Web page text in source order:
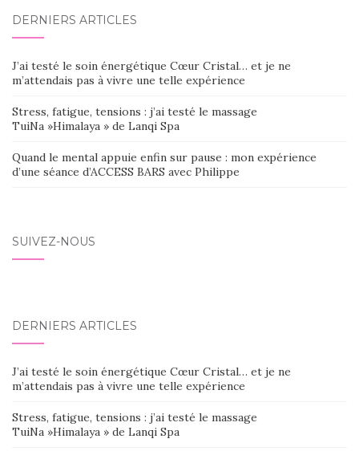
DERNIERS ARTICLES
J’ai testé le soin énergétique Cœur Cristal… et je ne
m’attendais pas à vivre une telle expérience
Stress, fatigue, tensions : j’ai testé le massage
TuiNa »Himalaya » de Lanqi Spa
Quand le mental appuie enfin sur pause : mon expérience
d’une séance d’ACCESS BARS avec Philippe
SUIVEZ-NOUS
DERNIERS ARTICLES
J’ai testé le soin énergétique Cœur Cristal… et je ne
m’attendais pas à vivre une telle expérience
Stress, fatigue, tensions : j’ai testé le massage
TuiNa »Himalaya » de Lanqi Spa